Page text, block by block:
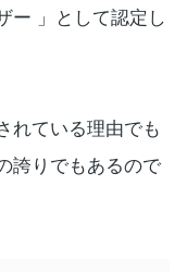
ー 」として認定し
れている理由でも
誇りでもあるので